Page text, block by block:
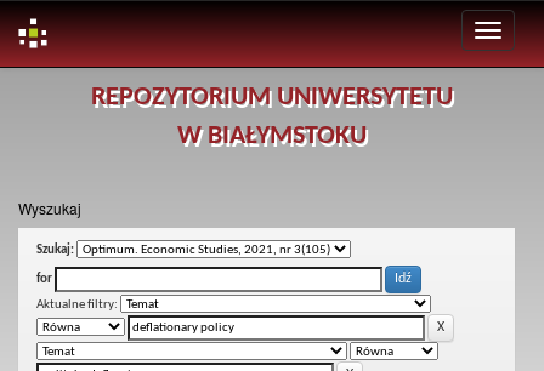
REPOZYTORIUM UNIWERSYTETU
W BIAŁYMSTOKU
Wyszukaj
Szukaj:
for
Aktualne filtry: